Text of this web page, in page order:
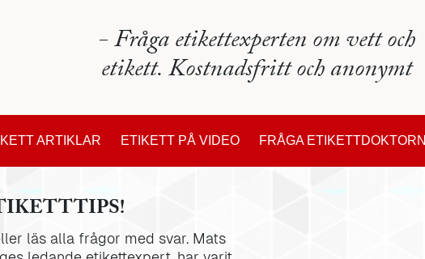
- Fråga etikettexperten om vett och
etikett. Kostnadsfritt och anonymt
ARTIKLAR ETIKETT PÅ VIDEO FRÅGA ETIKETTDOKTORN
läs alla frågor med svar. Mats